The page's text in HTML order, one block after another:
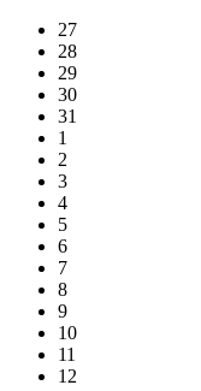
27
28
29
30
31
1
2
3
4
5
6
7
8
9
10
11
12